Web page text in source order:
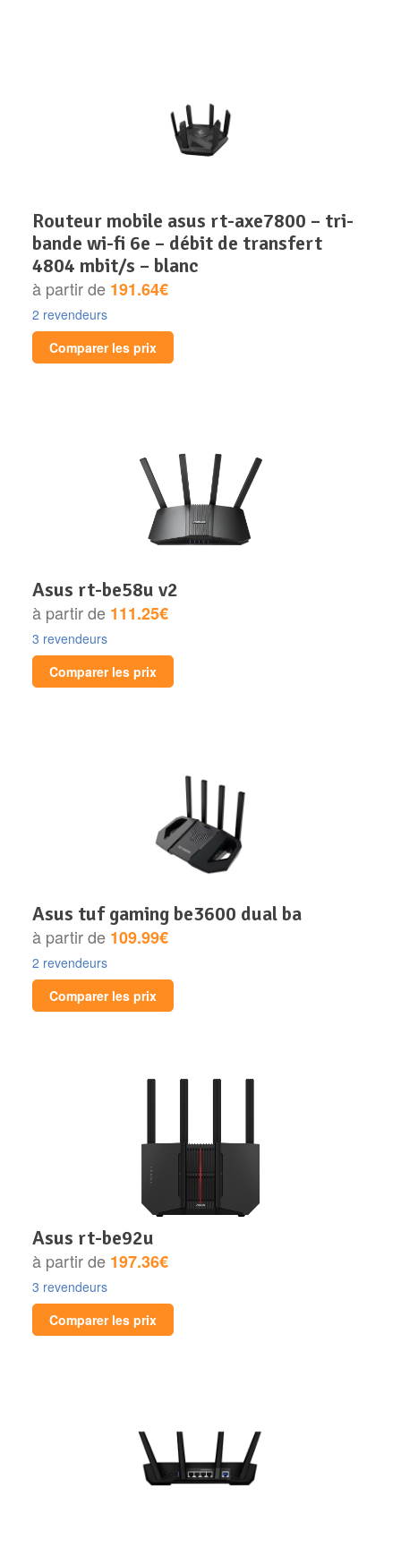
routeur mobile asus rt-axe7800 – tri-
bande wi-fi 6e – débit de transfert
4804 mbit/s – blanc
à partir de 191.64€
2 revendeurs
Comparer les prix
asus rt-be58u v2
à partir de 111.25€
3 revendeurs
Comparer les prix
asus tuf gaming be3600 dual ba
à partir de 109.99€
2 revendeurs
Comparer les prix
asus rt-be92u
à partir de 197.36€
3 revendeurs
Comparer les prix